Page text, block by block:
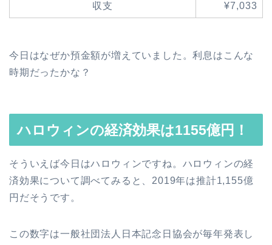
収支 ¥7,033
今日はなぜか預金額が増えていました。利息はこんな
時期だったかな？
ハロウィンの経済効果は1155億円！
そういえば今日はハロウィンですね。ハロウィンの経
済効果について調べてみると、2019年は推計1,155億
円だそうです。
この数字は一般社団法人日本記念日協会が毎年発表し